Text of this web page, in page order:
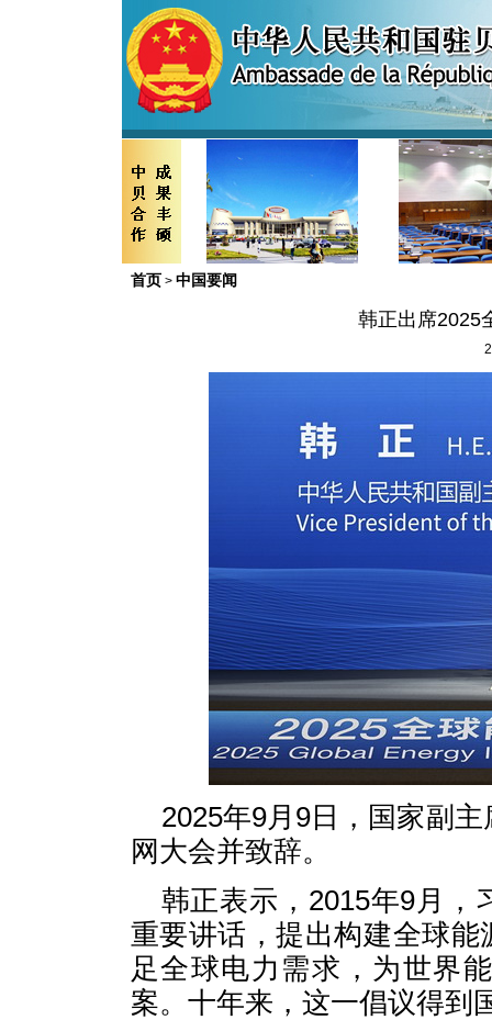
首页 > 中国要闻
韩正出席2025
2025年9月9日，国家副
网大会并致辞。
韩正表示，2015年9月，
重要讲话，提出构建全球
足全球电力需求，为世界
案。十年来，这一倡议得到